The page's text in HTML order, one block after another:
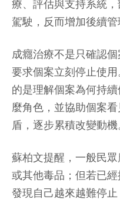
療、評估與支持系統
駕駛，反而增加後續管
成癮治療不是只確認
要求個案立刻停止使
的是理解個案為何持
麼角色，並協助個案
盾，逐步累積改變動機
蘇柏文提醒，一般民
或其他毒品；但若已
發現自己越來越難停止